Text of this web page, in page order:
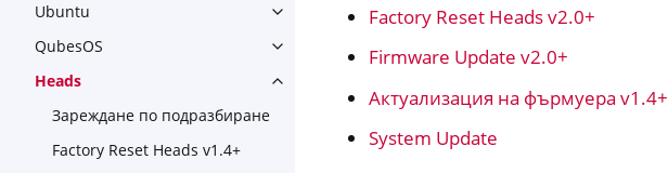
Ubuntu
Toggle navigation of Ubuntu
QubesOS
Toggle navigation of QubesOS
Heads
Toggle navigation of Heads
Зареждане по подразбиране
Factory Reset Heads v1.4+
Factory Reset Heads v2.0+
Firmware Update v2.0+
Актуализация на фърмуера v1.4+
System Update